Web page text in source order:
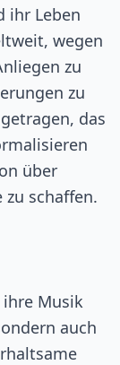
ihr Leben
wegen
zu
zu
das
über
zu schaffen.
Musik
auch